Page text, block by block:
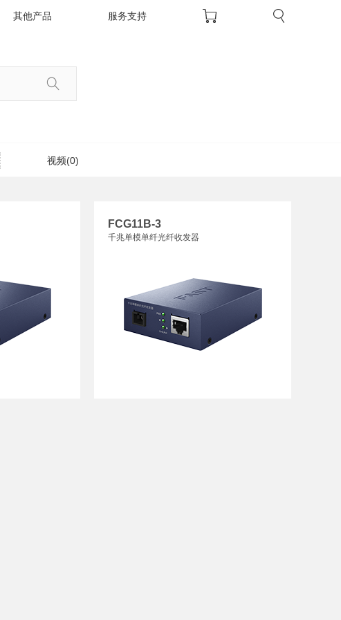
其他产品 服务支持
视频(0)
FCG11B-3
千兆单模单纤光纤收发器